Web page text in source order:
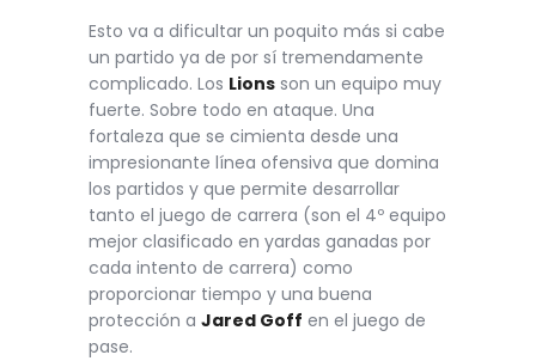
Esto va a dificultar un poquito más si cabe
un partido ya de por sí tremendamente
complicado. Los Lions son un equipo muy
fuerte. Sobre todo en ataque. Una
fortaleza que se cimienta desde una
impresionante línea ofensiva que domina
los partidos y que permite desarrollar
tanto el juego de carrera (son el 4º equipo
mejor clasificado en yardas ganadas por
cada intento de carrera) como
proporcionar tiempo y una buena
protección a Jared Goff en el juego de
pase.